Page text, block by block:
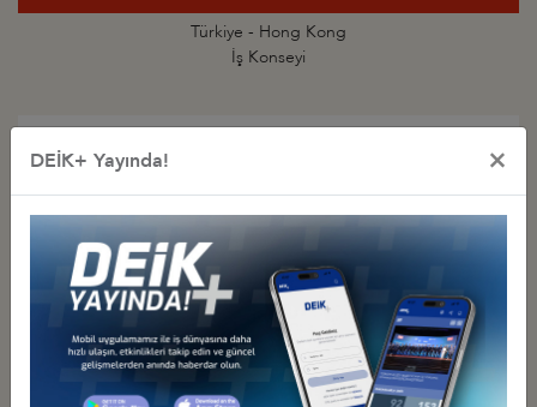
Türkiye - Hong Kong
İş Konseyi
DEİK+ Yayında! ×